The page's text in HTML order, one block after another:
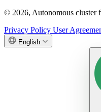
© 2026, Autonomous cluster
Privacy Policy User
English